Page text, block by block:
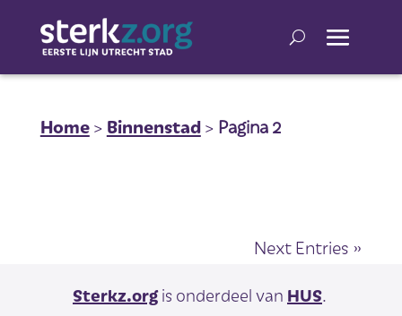
Home> Binnenstad> Pagina 2
Next Entries »
Sterkz.orgis onderdeel van HUS.